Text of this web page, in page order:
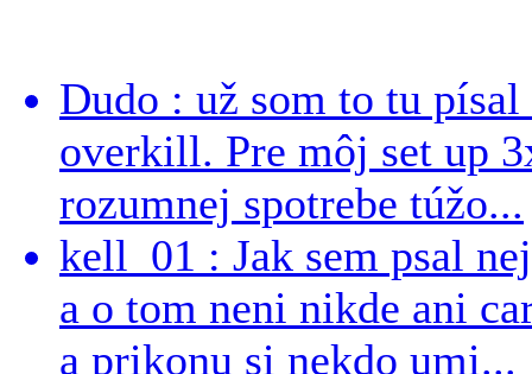
Dudo : už som to tu
overkill. Pre môj set up
rozumnej spotrebe túžo...
kell_01 : Jak sem psal
a o tom neni nikde ani
a prikonu si nekdo umi...